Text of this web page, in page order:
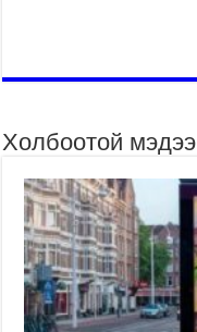
Холбоотой мэдээ